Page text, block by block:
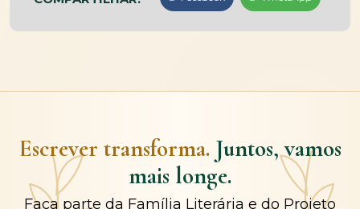
Escrever transforma. Juntos, vamos
mais longe.
Faça parte da Família Literária e do Projeto